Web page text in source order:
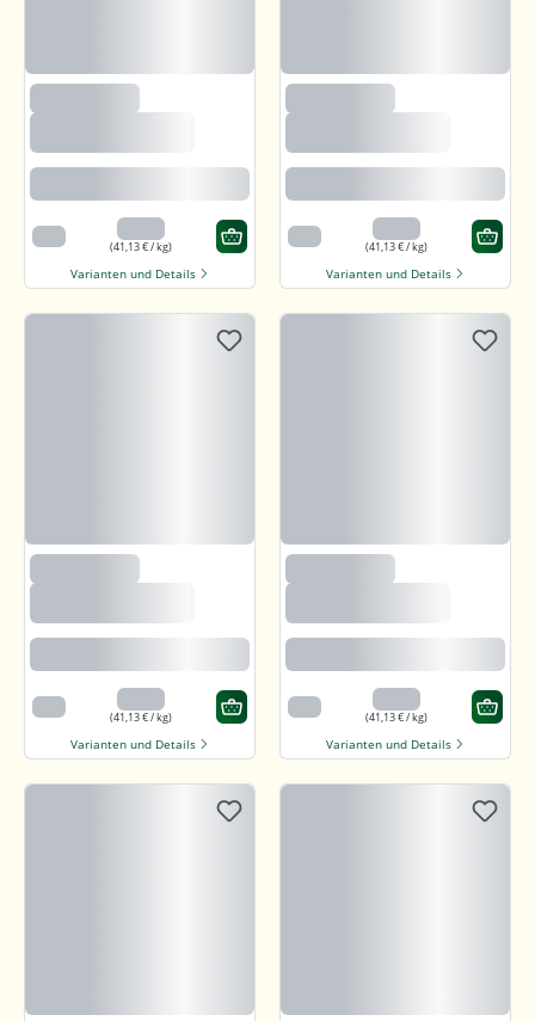
Bitter Schokolade
80 g 3,29 €
(41,13 € / kg)
Varianten und Details
Bitter Schokolade
80 g 3,29 €
(41,13 € / kg)
Varianten und Details
Bitter Schokolade
80 g 3,29 €
(41,13 € / kg)
Varianten und Details
Bitter Schokolade
80 g 3,29 €
(41,13 € / kg)
Varianten und Details